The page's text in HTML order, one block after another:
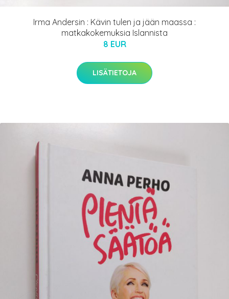
Irma Andersin : Kävin tulen ja jään maassa :
matkakokemuksia Islannista
8 EUR
LISÄTIETOJA